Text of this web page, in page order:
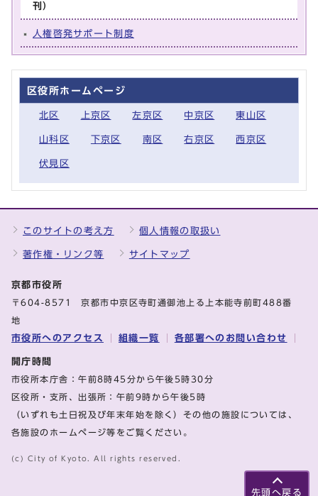
刊）
人権啓発サポート制度
区役所ホームページ
北区 上京区 左京区 中京区 東山区
山科区 下京区 南区 右京区 西京区
伏見区
先頭へ戻る
このサイトの考え方 個人情報の取扱い
著作権・リンク等 サイトマップ
京都市役所
〒604-8571 京都市中京区寺町通御池上る上本能寺前町488番
地
市役所へのアクセス 組織一覧 各部署へのお問い合わせ
開庁時間
市役所本庁舎：午前8時45分から午後5時30分
区役所・支所、出張所：午前9時から午後5時
（いずれも土日祝及び年末年始を除く）その他の施設については、
各施設のホームページ等をご覧ください。
(c) City of Kyoto. All rights reserved.